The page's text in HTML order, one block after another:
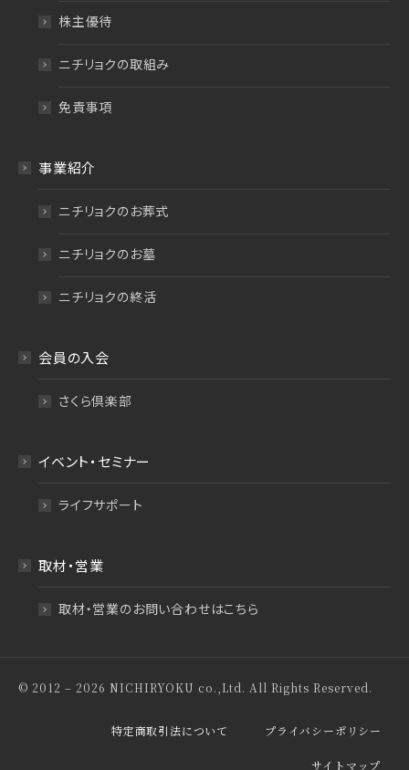
株主優待
ニチリョクの取組み
免責事項
事業紹介
ニチリョクのお葬式
ニチリョクのお墓
ニチリョクの終活
会員の入会
さくら倶楽部
イベント・セミナー
ライフサポート
取材・営業
取材・営業のお問い合わせはこちら
© 2012 – 2026 NICHIRYOKU co.,Ltd. All Rights Reserved.
特定商取引法について プライバシーポリシー
サイトマップ